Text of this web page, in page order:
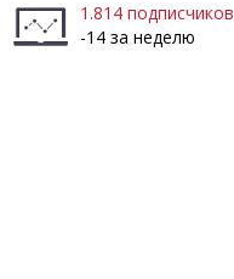
1.814 подписчиков
-14 за неделю